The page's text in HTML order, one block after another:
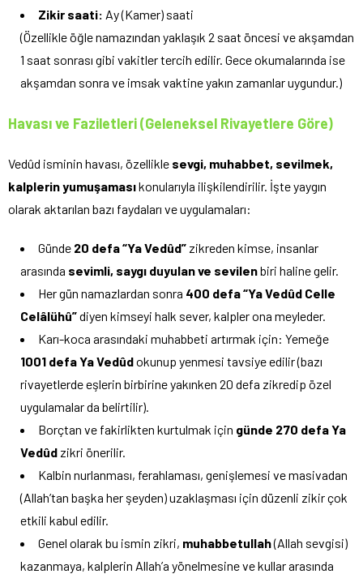
Zikir saati: Ay (Kamer) saati
(Özellikle öğle namazından yaklaşık 2 saat öncesi ve akşamdan
1 saat sonrası gibi vakitler tercih edilir. Gece okumalarında ise
akşamdan sonra ve imsak vaktine yakın zamanlar uygundur.)
Havası ve Faziletleri (Geleneksel Rivayetlere Göre)
Vedûd isminin havası, özellikle sevgi, muhabbet, sevilmek,
kalplerin yumuşamasıkonularıyla ilişkilendirilir. İşte yaygın
olarak aktarılan bazı faydaları ve uygulamaları:
Günde 20 defa “Ya Vedûd” zikreden kimse, insanlar
arasında sevimli, saygı duyulan ve sevilenbiri haline gelir.
Her gün namazlardan sonra 400 defa “Ya Vedûd Celle
Celâlühû”diyen kimseyi halk sever, kalpler ona meyleder.
Karı-koca arasındaki muhabbeti artırmak için: Yemeğe
1001 defa Ya Vedûdokunup yenmesi tavsiye edilir (bazı
rivayetlerde eşlerin birbirine yakınken 20 defa zikredip özel
uygulamalar da belirtilir).
Borçtan ve fakirlikten kurtulmak için günde 270 defa Ya
Vedûd zikri önerilir.
Kalbin nurlanması, ferahlaması, genişlemesi ve masivadan
(Allah’tan başka her şeyden) uzaklaşması için düzenli zikir çok
etkili kabul edilir.
Genel olarak bu ismin zikri, muhabbetullah(Allah sevgisi)
kazanmaya, kalplerin Allah’a yönelmesine ve kullar arasında